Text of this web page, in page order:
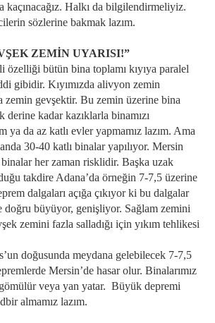
kaçınacağız. Halkı da bilgilendirmeliyiz.
sözlerine bakmak lazım.
ZEMİN UYARISI!”
özelliği bütün bina toplamı kıyıya paralel
gibidir. Kıyımızda alivyon zemin
zemin gevşektir. Bu zemin üzerine bina
derine kadar kazıklarla binamızı
ya da az katlı evler yapmamız lazım. Ama
30-40 katlı binalar yapılıyor. Mersin
her zaman risklidir. Başka uzak
takdire Adana’da örneğin 7-7,5 üzerine
dalgaları açığa çıkıyor ki bu dalgalar
doğru büyüyor, genişliyor. Sağlam zemini
zemini fazla salladığı için yıkım tehlikesi
doğusunda meydana gelebilecek 7-7,5
Mersin’de hasar olur. Binalarımız
veya yan yatar. Büyük depremi
almamız lazım.